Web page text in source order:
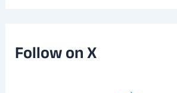
Follow on X